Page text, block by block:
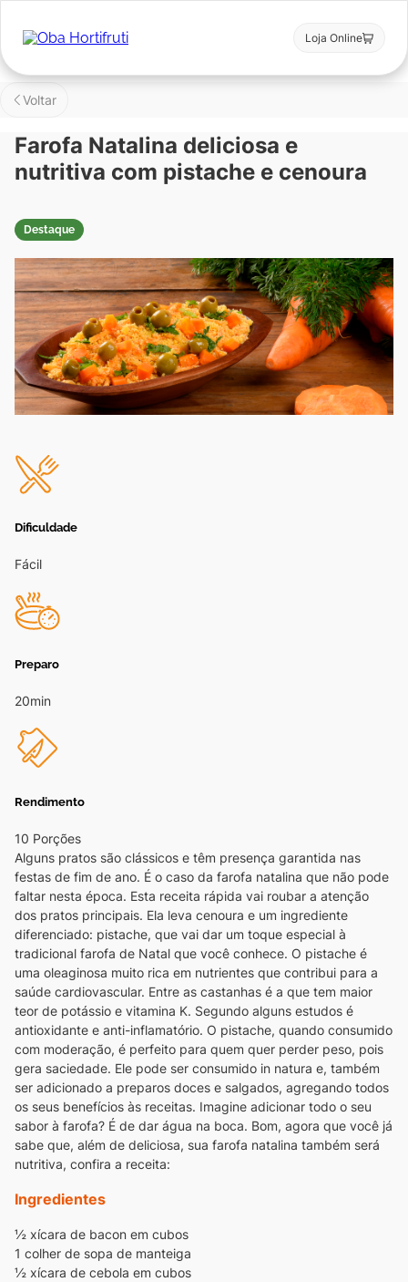
Loja Online
Voltar
Farofa Natalina deliciosa e
nutritiva com pistache e cenoura
Destaque
Dificuldade
Fácil
Preparo
20min
Rendimento
10 Porções
Alguns pratos são clássicos e têm presença garantida nas
festas de fim de ano. É o caso da farofa natalina que não pode
faltar nesta época. Esta receita rápida vai roubar a atenção
dos pratos principais. Ela leva cenoura e um ingrediente
diferenciado: pistache, que vai dar um toque especial à
tradicional farofa de Natal que você conhece. O pistache é
uma oleaginosa muito rica em nutrientes que contribui para a
saúde cardiovascular. Entre as castanhas é a que tem maior
teor de potássio e vitamina K. Segundo alguns estudos é
antioxidante e anti-inflamatório. O pistache, quando consumido
com moderação, é perfeito para quem quer perder peso, pois
gera saciedade. Ele pode ser consumido in natura e, também
ser adicionado a preparos doces e salgados, agregando todos
os seus benefícios às receitas. Imagine adicionar todo o seu
sabor à farofa? É de dar água na boca. Bom, agora que você já
sabe que, além de deliciosa, sua farofa natalina também será
nutritiva, confira a receita:
Ingredientes
½ xícara de bacon em cubos
1 colher de sopa de manteiga
½ xícara de cebola em cubos